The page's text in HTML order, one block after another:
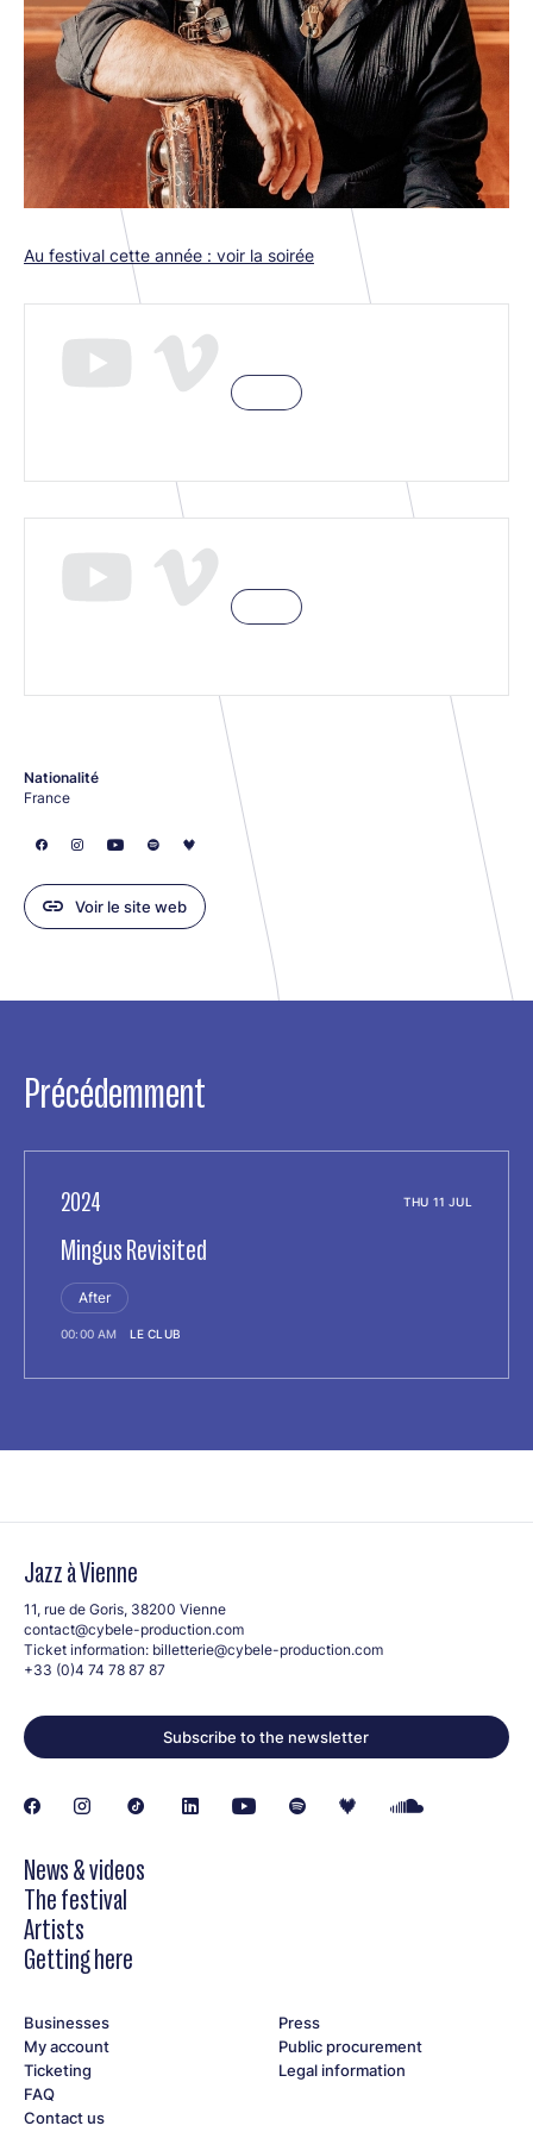
Nationalité
France
Voir le site web
Au festival cette année : voir la soirée
Précédemment
2024 THU 11 JUL
Mingus Revisited
After
00:00 AM LE CLUB
Jazz à Vienne
11, rue de Goris, 38200 Vienne
contact@cybele-production.com
Ticket information: billetterie@cybele-production.com
+33 (0)4 74 78 87 87
Subscribe to the newsletter
News & videos
The festival
Artists
Getting here
Businesses
My account
Ticketing
FAQ
Contact us
Press
Public procurement
Legal information